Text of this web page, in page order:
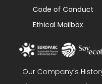
Code of Conduct
Ethical Mailbox
Our Company’s